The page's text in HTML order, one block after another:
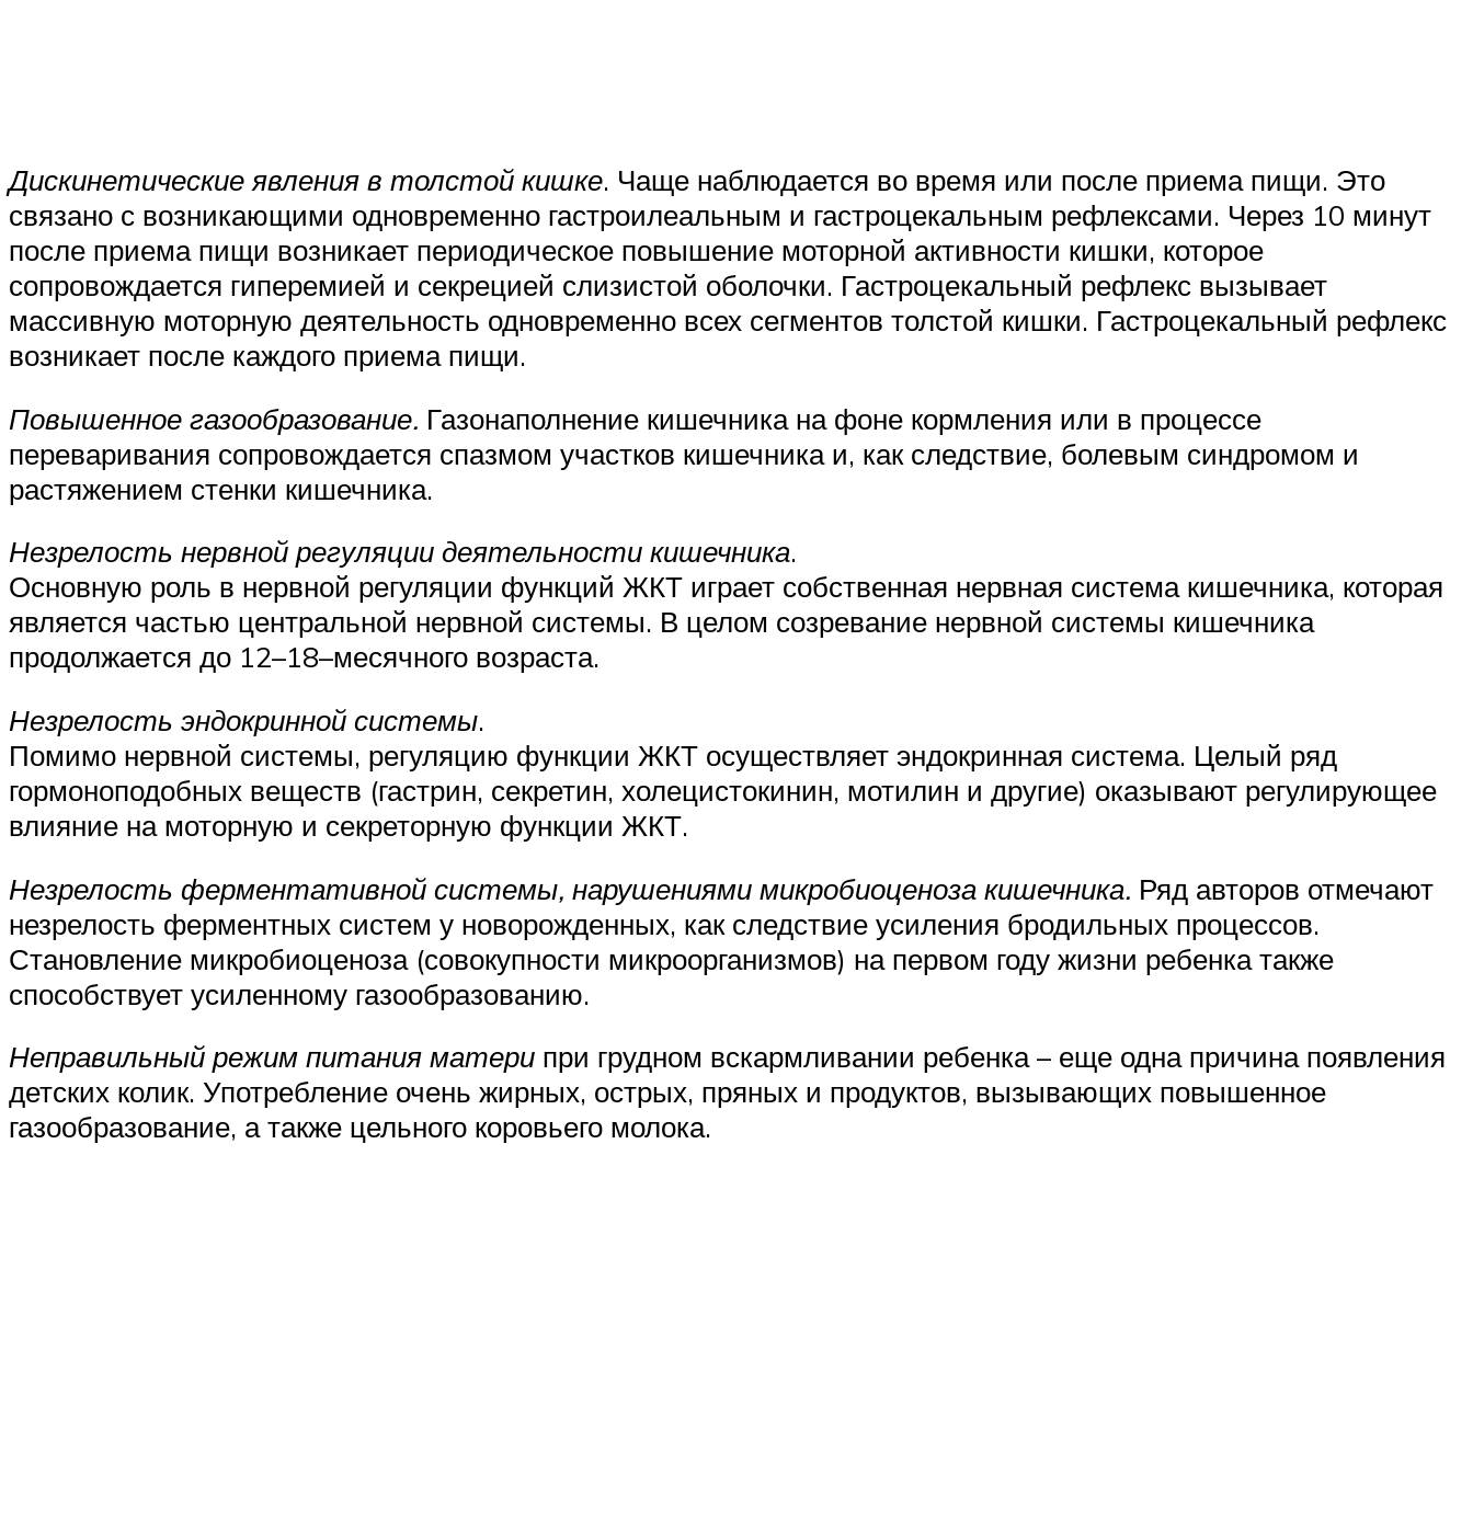
Дискинетические явления в толстой кишке. Чаще наблюдается во время или после приема пищи. Это
связано с возникающими одновременно гастроилеальным и гастроцекальным рефлексами. Через 10 минут
после приема пищи возникает периодическое повышение моторной активности кишки, которое
сопровождается гиперемией и секрецией слизистой оболочки. Гастроцекальный рефлекс вызывает
массивную моторную деятельность одновременно всех сегментов толстой кишки. Гастроцекальный рефлекс
возникает после каждого приема пищи.
Повышенное газообразование. Газонаполнение кишечника на фоне кормления или в процессе
переваривания сопровождается спазмом участков кишечника и, как следствие, болевым синдромом и
растяжением стенки кишечника.
Незрелость нервной регуляции деятельности кишечника.
Основную роль в нервной регуляции функций ЖКТ играет собственная нервная система кишечника, которая
является частью центральной нервной системы. В целом созревание нервной системы кишечника
продолжается до 12–18–месячного возраста.
Незрелость эндокринной системы.
Помимо нервной системы, регуляцию функции ЖКТ осуществляет эндокринная система. Целый ряд
гормоноподобных веществ (гастрин, секретин, холецистокинин, мотилин и другие) оказывают регулирующее
влияние на моторную и секреторную функции ЖКТ.
Незрелость ферментативной системы, нарушениями микробиоценоза кишечника. Ряд авторов отмечают
незрелость ферментных систем у новорожденных, как следствие усиления бродильных процессов.
Становление микробиоценоза (совокупности микроорганизмов) на первом году жизни ребенка также
способствует усиленному газообразованию.
Неправильный режим питания матери при грудном вскармливании ребенка – еще одна причина появления
детских колик. Употребление очень жирных, острых, пряных и продуктов, вызывающих повышенное
газообразование, а также цельного коровьего молока.